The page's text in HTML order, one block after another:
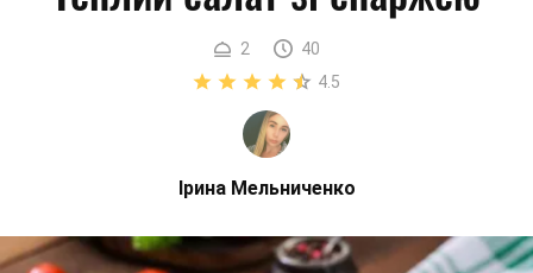
2
40
4.5
Ірина Мельниченко